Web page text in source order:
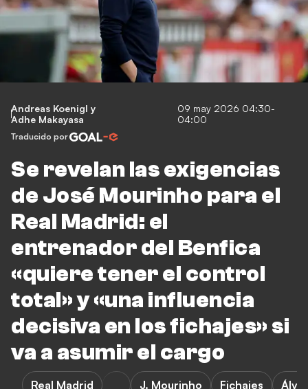
Andreas Koenigl y
Adhe Makayasa
09 may 2026 04:30-
04:00
Traducido por
Se revelan las exigencias
de José Mourinho para el
Real Madrid: el
entrenador del Benfica
«quiere tener el control
total» y «una influencia
decisiva en los fichajes» si
va a asumir el cargo
Real Madrid J. Mourinho Fichajes